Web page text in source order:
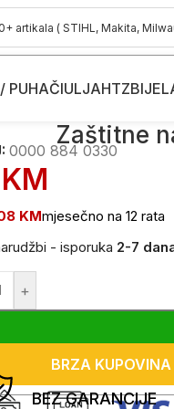
PUHAČIULJAHTZ
Zaštitne
0000 884 0330
KM
KMmjesečno na 12 rata
- isporuka 2-7
+
BRZA KUPOVINA
BEZ GARANCIJE